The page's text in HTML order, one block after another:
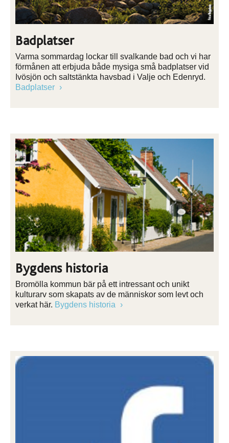
Badplatser
Varma sommardag lockar till svalkande bad och vi har
förmånen att erbjuda både mysiga små badplatser vid
Ivösjön och saltstänkta havsbad i Valje och Edenryd.
Badplatser
Bygdens historia
Bromölla kommun bär på ett intressant och unikt
kulturarv som skapats av de människor som levt och
verkat här. Bygdens historia